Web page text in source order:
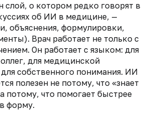
слой, о котором редко говорят в
об ИИ в медицине, —
объяснения, формулировки,
Врач работает не только с
Он работает с языком: для
для медицинской
собственного понимания. ИИ
полезен не потому, что «знает
потому, что помогает быстрее
форму.